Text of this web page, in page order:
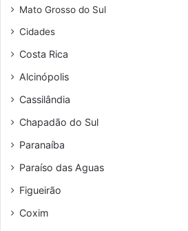
Mato Grosso do Sul
Cidades
Costa Rica
Alcinópolis
Cassilândia
Chapadão do Sul
Paranaíba
Paraíso das Aguas
Figueirão
Coxim